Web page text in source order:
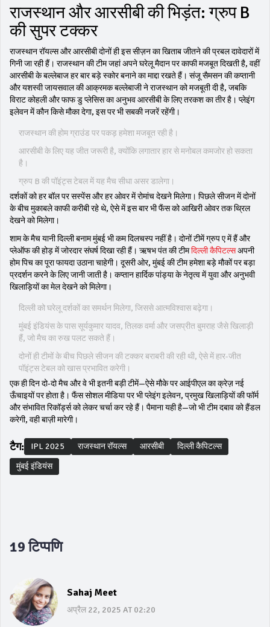
राजस्थान और आरसीबी की भिड़ंत: ग्रुप B
की सुपर टक्कर
राजस्थान रॉयल्स और आरसीबी दोनों ही इस सीज़न का खिताब जीतने की प्रबल दावेदारों में
गिनी जा रही हैं। राजस्थान की टीम जहां अपने घरेलू मैदान पर काफी मजबूत दिखती है, वहीं
आरसीबी के बल्लेबाज हर बार बड़े स्कोर बनाने का माद्दा रखते हैं। संजू सैमसन की कप्तानी
और यशस्वी जायसवाल की आक्रमक बल्लेबाजी ने राजस्थान को मजबूती दी है, जबकि
विराट कोहली और फाफ डु प्लेसिस का अनुभव आरसीबी के लिए तरकश का तीर है। प्लेइंग
इलेवन में कौन किसे मौका देगा, इस पर भी सबकी नजरें रहेंगी।
राजस्थान की होम ग्राउंड पर पकड़ हमेशा मजबूत रही है।
आरसीबी के लिए यह जीत जरूरी है, क्योंकि लगातार हार से मनोबल कमजोर हो सकता
है।
ग्रुप B की पॉइंट्स टेबल में यह मैच सीधा असर डालेगा।
दर्शकों को हर बॉल पर सस्पेंस और हर ओवर में रोमांच देखने मिलेगा। पिछले सीजन में दोनों
के बीच मुकाबले काफी करीबी रहे थे, ऐसे में इस बार भी फैंस को आखिरी ओवर तक थ्रिल
देखने को मिलेगा।
शाम के मैच यानी दिल्ली बनाम मुंबई भी कम दिलचस्प नहीं है। दोनों टीमें ग्रुप ए में हैं और
प्लेऑफ की होड़ में जोरदार संघर्ष दिखा रही हैं। ऋषभ पंत की टीमदिल्ली कैपिटल्सअपनी
होम पिच का पूरा फायदा उठाना चाहेगी। दूसरी ओर, मुंबई की टीम हमेशा बड़े मौकों पर बड़ा
प्रदर्शन करने के लिए जानी जाती है। कप्तान हार्दिक पांड्या के नेतृत्व में युवा और अनुभवी
खिलाड़ियों का मेल देखने को मिलेगा।
दिल्ली को घरेलू दर्शकों का समर्थन मिलेगा, जिससे आत्मविश्वास बढ़ेगा।
मुंबई इंडियंस के पास सूर्यकुमार यादव, तिलक वर्मा और जसप्रीत बुमराह जैसे खिलाड़ी
हैं, जो मैच का रुख पलट सकते हैं।
दोनों ही टीमों के बीच पिछले सीजन की टक्कर बराबरी की रही थी, ऐसे में हार-जीत
पॉइंट्स टेबल को खास प्रभावित करेगी।
एक ही दिन दो-दो मैच और वे भी इतनी बड़ी टीमें—ऐसे मौके पर आईपीएल का क्रेज़ नई
ऊँचाइयों पर होता है। फैंस सोशल मीडिया पर भी प्लेइंग इलेवन, प्रमुख खिलाड़ियों की फॉर्म
और संभावित रिकॉर्ड्स को लेकर चर्चा कर रहे हैं। पैमाना यही है—जो भी टीम दबाव को हैंडल
करेगी, वही बाज़ी मारेगी।
टैग: IPL 2025 राजस्थान रॉयल्स आरसीबी
दिल्ली कैपिटल्स
मुंबई इंडियंस
19 टिप्पणि
Sahaj Meet
अप्रैल 22, 2025 AT 02:20